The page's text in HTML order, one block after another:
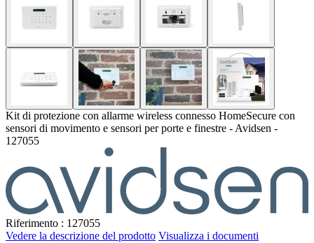
Kit di protezione con allarme wireless connesso HomeSecure con
sensori di movimento e sensori per porte e finestre - Avidsen -
127055
Riferimento : 127055
Vedere la descrizione del prodotto Visualizza i documenti